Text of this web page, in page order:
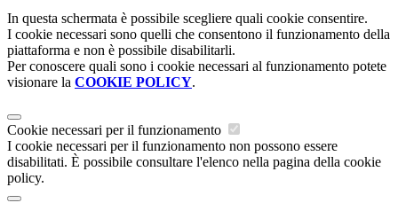
In questa schermata è possibile scegliere quali cookie consentire.
I cookie necessari sono quelli che consentono il funzionamento della
piattaforma e non è possibile disabilitarli.
Per conoscere quali sono i cookie necessari al funzionamento potete
visionare la COOKIE POLICY.
Cookie necessari per il funzionamento
I cookie necessari per il funzionamento non possono essere
disabilitati. È possibile consultare l'elenco nella pagina della cookie
policy.